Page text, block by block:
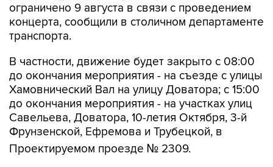
ограничено 9 августа в связи с проведением
концерта, сообщили в столичном департаменте
транспорта.
В частности, движение будет закрыто с 08:00
до окончания мероприятия - на съезде с улицы
Хамовнический Вал на улицу Доватора; с 15:00
до окончания мероприятия - на участках улиц
Савельева, Доватора, 10-летия Октября, 3-й
Фрунзенской, Ефремова и Трубецкой, в
Проектируемом проезде № 2309.